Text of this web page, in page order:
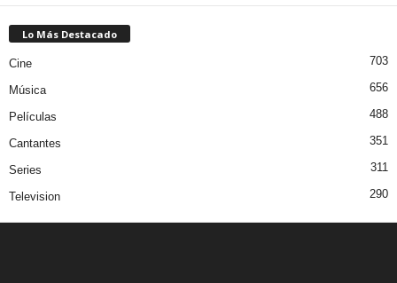
Lo Más Destacado
Cine 703
Música 656
Películas 488
Cantantes 351
Series 311
Television 290